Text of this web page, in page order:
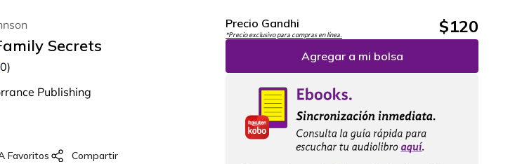
Secrets
0)
Publishing
Precio Gandhi
*Precio exclusivo para compras en línea. $120
Agregar a mi bolsa